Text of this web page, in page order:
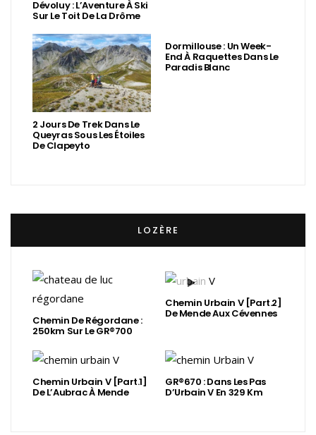
Dévoluy : L’Aventure À Ski
Sur Le Toit De La Drôme
2 Jours De Trek Dans Le
Queyras Sous Les Étoiles
De Clapeyto
Dormillouse : Un Week-
End À Raquettes Dans Le
Paradis Blanc
LOZÈRE
Chemin De Régordane :
250km Sur Le GR®700
Chemin Urbain V [Part.2]
De Mende Aux Cévennes
Chemin Urbain V [Part.1]
De L’Aubrac À Mende
GR®670 : Dans Les Pas
D’Urbain V En 329 Km